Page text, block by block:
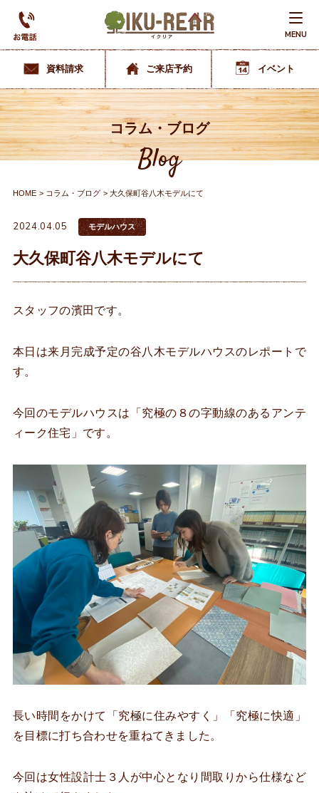
MENU
資料請求 ご来店予約 イベント
コラム・ブログ
Blog
HOME コラム・ブログ 大久保町谷八木モデルにて
2024.04.05 モデルハウス
大久保町谷八木モデルにて
スタッフの濱田です。
本日は来月完成予定の谷八木モデルハウスのレポートで
す。
今回のモデルハウスは「究極の８の字動線のあるアンテ
ィーク住宅」です。
長い時間をかけて「究極に住みやすく」「究極に快適」
を目標に打ち合わせを重ねてきました。
今回は女性設計士３人が中心となり間取りから仕様など